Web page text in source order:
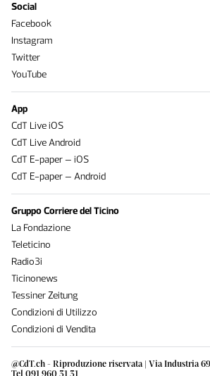
@CdT.ch - Riproduzione riservata | Via Industria
Tel 091 960 31 31
Social
Facebook
Instagram
Twitter
YouTube
App
CdT Live iOS
CdT Live Android
CdT E-paper – iOS
CdT E-paper – Android
Gruppo Corriere del Ticino
La Fondazione
Teleticino
Radio3i
Ticinonews
Tessiner Zeitung
Condizioni di Utilizzo
Condizioni di Vendita